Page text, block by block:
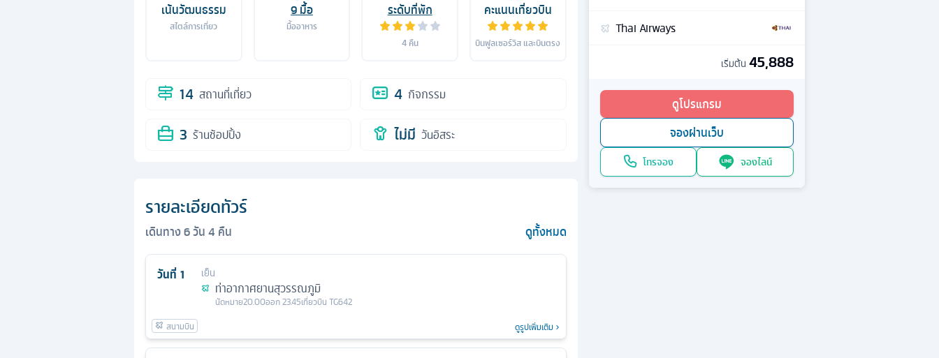
เน้นวัฒนธรรม
สไตล์การเที่ยว
9มื้อ
มื้ออาหาร
ระดับที่พัก
4คืน
คะแนนเที่ยวบิน
บินฟูลเซอร์วิส และบินตรง
14 สถานที่เที่ยว 4 กิจกรรม
3 ร้านช้อปปิ้ง ไม่มี วันอิสระ
รายละเอียดทัวร์
เดินทาง6วัน4 คืน ดูทั้งหมด
วันที่ 1 เย็น
ท่าอากาศยานสุวรรณภูมิ
นัดหมาย20.00ออก23.45เที่ยวบิน TG642
ดูรูปเพิ่มเติม
Thai Airways
เริ่มต้น 45,888
ดูโปรแกรม
จองผ่านเว็บ
โทรจอง จองไลน์